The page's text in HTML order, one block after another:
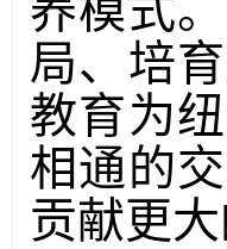
养模式
局、培
教育为
相通的
贡献更大